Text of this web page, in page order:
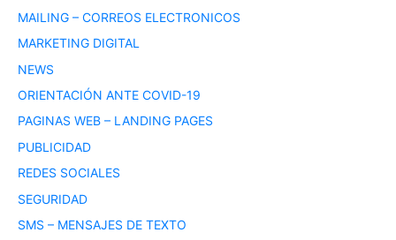
MAILING – CORREOS ELECTRONICOS
MARKETING DIGITAL
NEWS
ORIENTACIÓN ANTE COVID-19
PAGINAS WEB – LANDING PAGES
PUBLICIDAD
REDES SOCIALES
SEGURIDAD
SMS – MENSAJES DE TEXTO